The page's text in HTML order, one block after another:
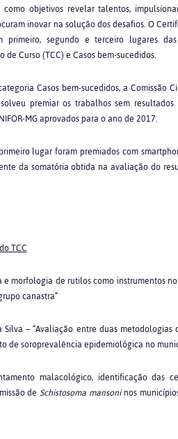
como objetivos revelar talentos,
inovar na solução dos desafios. O
primeiro, segundo e terceiro lugares
Curso (TCC) e Casos bem-sucedidos.
Casos bem-sucedidos, a Comissão
premiar os trabalhos sem
MG aprovados para o ano de 2017.
lugar foram premiados com
da somatória obtida na avaliação do
TCC
e morfologia de rutilos como instrumentos
canastra”
– “Avaliação entre duas
de soroprevalência epidemiológica no
malacológico, identificação das
deSchistosoma mansoninos